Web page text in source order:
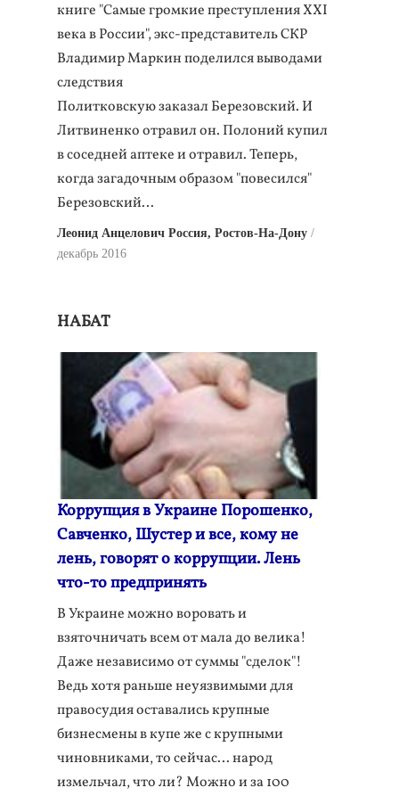
книге "Самые громкие преступления XXI
века в России", экс-представитель СКР
Владимир Маркин поделился выводами
следствия
Политковскую заказал Березовский. И
Литвиненко отравил он. Полоний купил
в соседней аптеке и отравил. Теперь,
когда загадочным образом "повесился"
Березовский…
Леонид Анцелович Россия, Ростов-На-Дону
декабрь 2016
НАБАТ
Коррупция в Украине Порошенко,
Савченко, Шустер и все, кому не
лень, говорят о коррупции. Лень
что-то предпринять
В Украине можно воровать и
взяточничать всем от мала до велика!
Даже независимо от суммы "сделок"!
Ведь хотя раньше неуязвимыми для
правосудия оставались крупные
бизнесмены в купе же с крупными
чиновниками, то сейчас… народ
измельчал, что ли? Можно и за 100